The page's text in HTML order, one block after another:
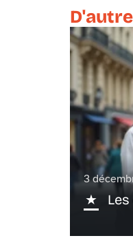
3